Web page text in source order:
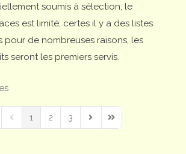
soumis à sélection, le
est limité; certes il y a des listes
pour de nombreuses raisons, les
seront les premiers servis.
PagePrevious Page
1 2 3
Next PageLast Page